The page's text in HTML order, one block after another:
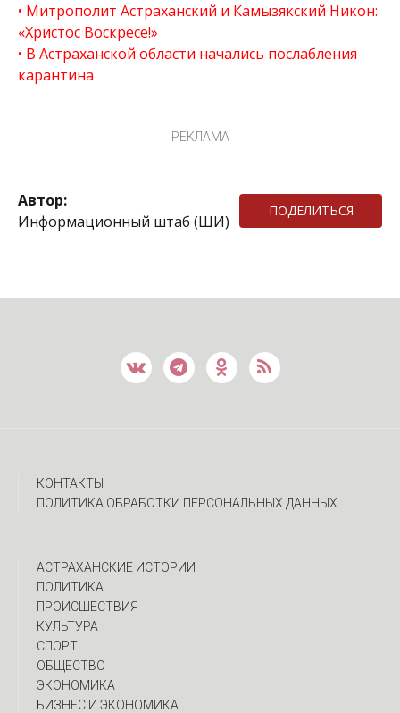
Митрополит Астраханский и Камызякский Никон:
«Христос Воскресе!»
В Астраханской области начались послабления
карантина
РЕКЛАМА
Автор:
Информационный штаб (ШИ)
ПОДЕЛИТЬСЯ
КОНТАКТЫ
ПОЛИТИКА ОБРАБОТКИ ПЕРСОНАЛЬНЫХ ДАННЫХ
АСТРАХАНСКИЕ ИСТОРИИ
ПОЛИТИКА
ПРОИСШЕСТВИЯ
КУЛЬТУРА
СПОРТ
ОБЩЕСТВО
ЭКОНОМИКА
БИЗНЕС И ЭКОНОМИКА